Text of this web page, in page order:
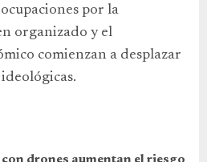
por la
organizado y el
comienzan a desplazar